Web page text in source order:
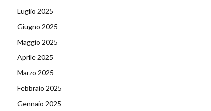
Luglio 2025
Giugno 2025
Maggio 2025
Aprile 2025
Marzo 2025
Febbraio 2025
Gennaio 2025